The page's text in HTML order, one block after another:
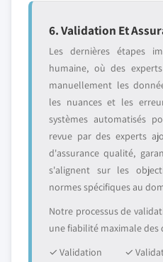
6. Validation Et
Les dernières étapes
humaine, où des
manuellement les
les nuances et les
systèmes automatisés
revue par des experts
d'assurance qualité,
s'alignent sur les
normes spécifiques au
Notre processus de
une fiabilité maximale des
✓ Validation
✓